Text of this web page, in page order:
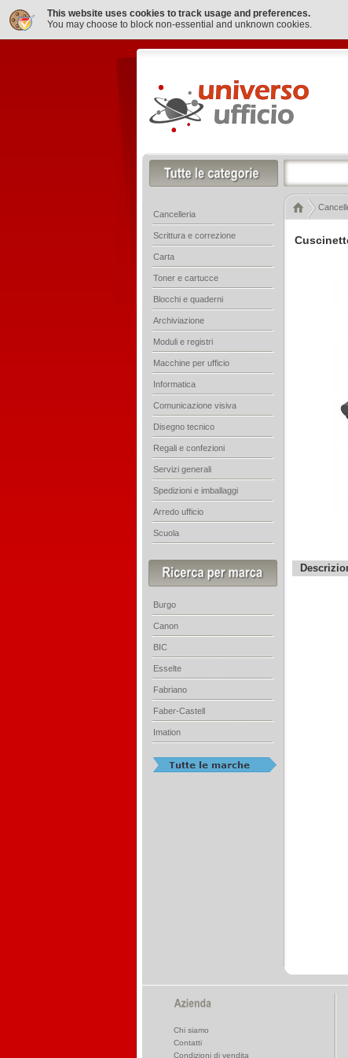
This website uses cookies to track usage and preferences.
You may choose to block non-essential and unknown cookies.
Cancelleria
Scrittura e correzione
Carta
Toner e cartucce
Blocchi e quaderni
Archiviazione
Moduli e registri
Macchine per ufficio
Informatica
Comunicazione visiva
Disegno tecnico
Regali e confezioni
Servizi generali
Spedizioni e imballaggi
Arredo ufficio
Scuola
Burgo
Canon
BIC
Esselte
Fabriano
Faber-Castell
Imation
Chi siamo
Contatti
Condizioni di vendita